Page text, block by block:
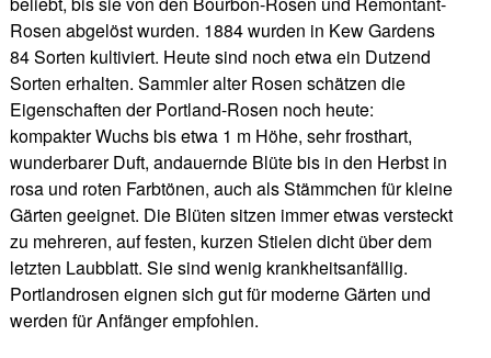
Rosen abgelöst wurden. 1884 wurden in Kew Gardens
84 Sorten kultiviert. Heute sind noch etwa ein Dutzend
Sorten erhalten. Sammler alter Rosen schätzen die
Eigenschaften der Portland-Rosen noch heute:
kompakter Wuchs bis etwa 1 m Höhe, sehr frosthart,
wunderbarer Duft, andauernde Blüte bis in den Herbst in
rosa und roten Farbtönen, auch als Stämmchen für kleine
Gärten geeignet. Die Blüten sitzen immer etwas versteckt
zu mehreren, auf festen, kurzen Stielen dicht über dem
letzten Laubblatt. Sie sind wenig krankheitsanfällig.
Portlandrosen eignen sich gut für moderne Gärten und
werden für Anfänger empfohlen.